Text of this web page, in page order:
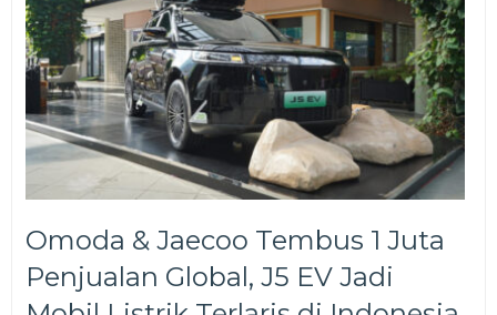
Omoda & Jaecoo Tembus 1 Juta
Penjualan Global, J5 EV Jadi